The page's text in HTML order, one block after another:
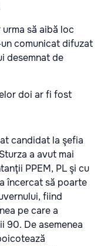
să aibă loc
comunicat difuzat
desemnat de
doi ar fi fost
candidat la şefia
a avut mai
PPEM, PL şi cu
încercat să poarte
fiind
pe care a
90. De asemenea